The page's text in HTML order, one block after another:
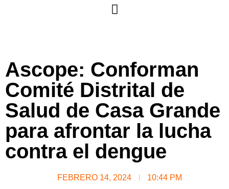
Ascope: Conforman
Comité Distrital de
Salud de Casa Grande
para afrontar la lucha
contra el dengue
FEBRERO 14, 2024 10:44 PM